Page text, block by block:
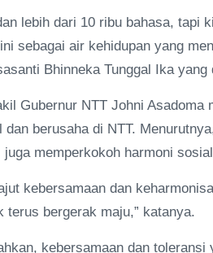
lebih dari 10 ribu bahasa,
sebagai air kehidupan yang
Bhinneka Tunggal Ika
Gubernur NTT Johni
berusaha di NTT.
memperkokoh harmoni
kebersamaan dan
terus bergerak maju,” katanya.
kebersamaan dan